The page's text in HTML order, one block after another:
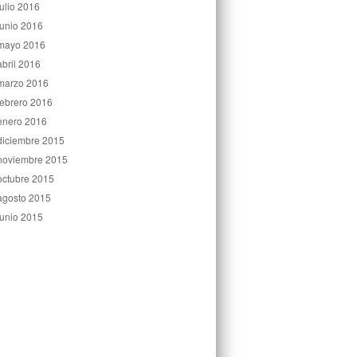
2016
2016
2016
2016
2016
2016
2016
2015
2015
2015
2015
2015